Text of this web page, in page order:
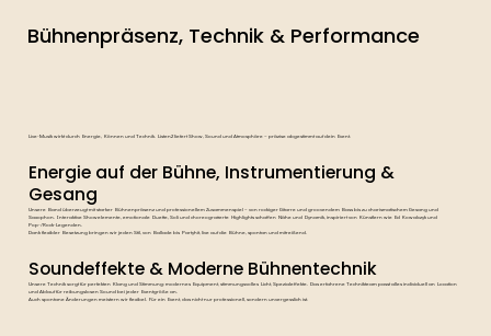
Bühnenpräsenz, Technik & Performance
Live-Musik wirkt durch Energie, Können und Technik. Listen2 liefert Show, Sound und Atmosphäre – präzise abgestimmt auf dein Event.
Energie auf der Bühne, Instrumentierung &
Gesang
Unsere Band überzeugt mit starker Bühnenpräsenz und professionellem Zusammenspiel – von rockiger Gitarre und groovendem Bass bis zu charismatischem Gesang und
Saxophon. Interaktive Showelemente, emotionale Duette, Soli und choreografierte Highlights schaffen Nähe und Dynamik, inspiriert von Künstlern wie Ed Kowalczyk und
Pop-/Rock-Legenden.
Dank flexibler Besetzung bringen wir jeden Stil, von Ballade bis Partyhit, live auf die Bühne, spontan und mitreißend.
Soundeffekte & Moderne Bühnentechnik
Unsere Technik sorgt für perfekten Klang und Stimmung: modernes Equipment, stimmungsvolles Licht, Spezialeffekte. Das erfahrene Technikteam passt alles individuell an Location
und Ablauf für reibungslosen Sound bei jeder Eventgröße an.
Auch spontane Änderungen meistern wir flexibel. Für ein Event, das nicht nur professionell, sondern unvergesslich ist.